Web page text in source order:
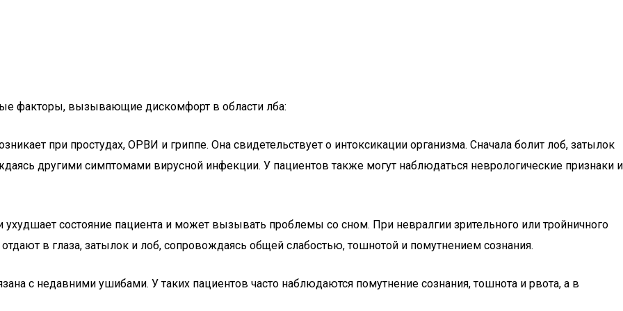
факторы, вызывающие дискомфорт в области лба:
при простудах, ОРВИ и гриппе. Она свидетельствует о интоксикации организма. Сначала болит лоб, затылок
другими симптомами вирусной инфекции. У пациентов также могут наблюдаться неврологические признаки и
ухудшает состояние пациента и может вызывать проблемы со сном. При невралгии зрительного или тройничного
в глаза, затылок и лоб, сопровождаясь общей слабостью, тошнотой и помутнением сознания.
с недавними ушибами. У таких пациентов часто наблюдаются помутнение сознания, тошнота и рвота, а в